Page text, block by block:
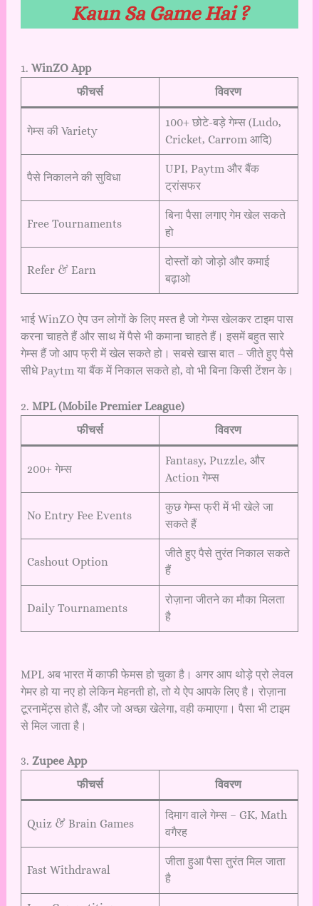
Kaun Sa Game Hai ?
1. WinZO App
फीचर्स
विवरण
गेम्स की Variety
100+ छोटे-बड़े गेम्स (Ludo,
Cricket, Carrom आदि)
पैसे निकालने की सुविधा
UPI, Paytm और बैंक
ट्रांसफर
Free Tournaments
बिना पैसा लगाए गेम खेल सकते
हो
Refer & Earn
दोस्तों को जोड़ो और कमाई
बढ़ाओ
भाई WinZO ऐप उन लोगों के लिए मस्त है जो गेम्स खेलकर टाइम पास
करना चाहते हैं और साथ में पैसे भी कमाना चाहते हैं। इसमें बहुत सारे
गेम्स हैं जो आप फ्री में खेल सकते हो। सबसे खास बात – जीते हुए पैसे
सीधे Paytm या बैंक में निकाल सकते हो, वो भी बिना किसी टेंशन के।
2. MPL (Mobile Premier League)
फीचर्स
विवरण
200+ गेम्स
Fantasy, Puzzle, और
Action गेम्स
No Entry Fee Events
कुछ गेम्स फ्री में भी खेले जा
सकते हैं
Cashout Option
जीते हुए पैसे तुरंत निकाल सकते
हैं
Daily Tournaments
रोज़ाना जीतने का मौका मिलता
है
MPL अब भारत में काफी फेमस हो चुका है। अगर आप थोड़े प्रो लेवल
गेमर हो या नए हो लेकिन मेहनती हो, तो ये ऐप आपके लिए है। रोज़ाना
टूरनामेंट्स होते हैं, और जो अच्छा खेलेगा, वही कमाएगा। पैसा भी टाइम
से मिल जाता है।
3. Zupee App
फीचर्स
विवरण
Quiz & Brain Games
दिमाग वाले गेम्स – GK, Math
वगैरह
Fast Withdrawal
जीता हुआ पैसा तुरंत मिल जाता
है